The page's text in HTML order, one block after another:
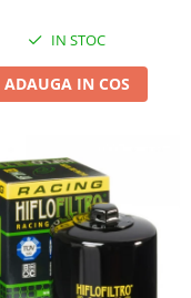
IN STOC
ADAUGA IN COS